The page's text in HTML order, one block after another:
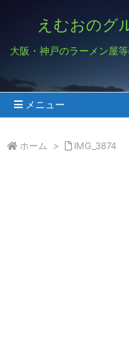
えむおのグ
大阪・神戸のラーメン屋
メニュー
ホーム > IMG_3874